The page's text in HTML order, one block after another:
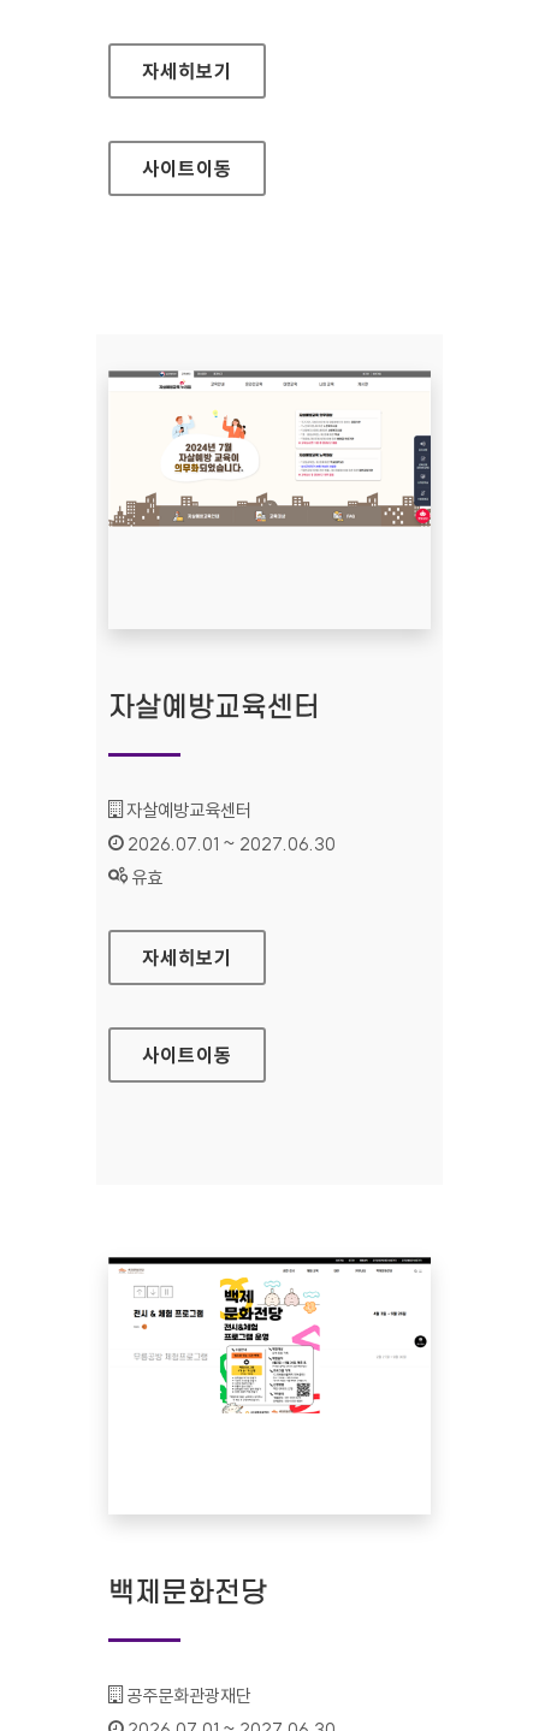
여신금융협회 대표
자세히보기
사이트이동
자살예방교육센터
기관명 :
자살예방교육센터
인증기간 :
2026.07.01 ~ 2027.06.30
상태 :
유효
자살예방교육센터
자세히보기
사이트이동
백제문화전당
기관명 :
공주문화관광재단